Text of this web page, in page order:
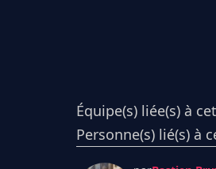
Équipe(s) liée(s) à
Personne(s) lié(s) à